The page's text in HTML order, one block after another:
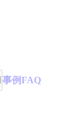
事例FAQ